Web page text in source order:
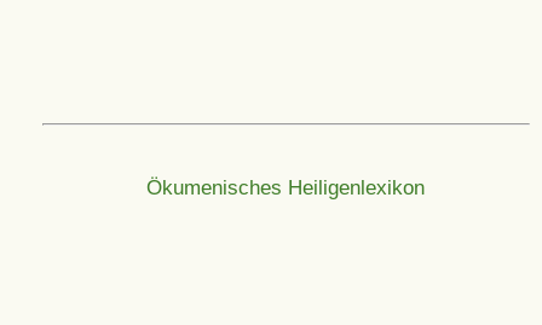
Ökumenisches Heiligenlexikon